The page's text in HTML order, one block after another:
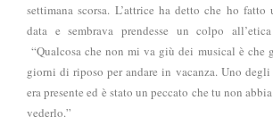
settimana scorsa. L’attrice ha detto che ho
data e sembrava prendesse un colpo
“Qualcosa che non mi va giù dei musical è che
giorni di riposo per andare in vacanza. Uno
era presente ed è stato un peccato che tu non
vederlo.”